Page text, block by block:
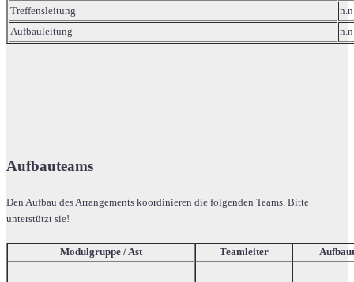
Treffensleitung
Aufbauleitung
Aufbauteams
Den Aufbau des Arrangements koordinieren die folgenden Teams. Bitte
unterstützt sie!
Modulgruppe / Ast Teamleiter